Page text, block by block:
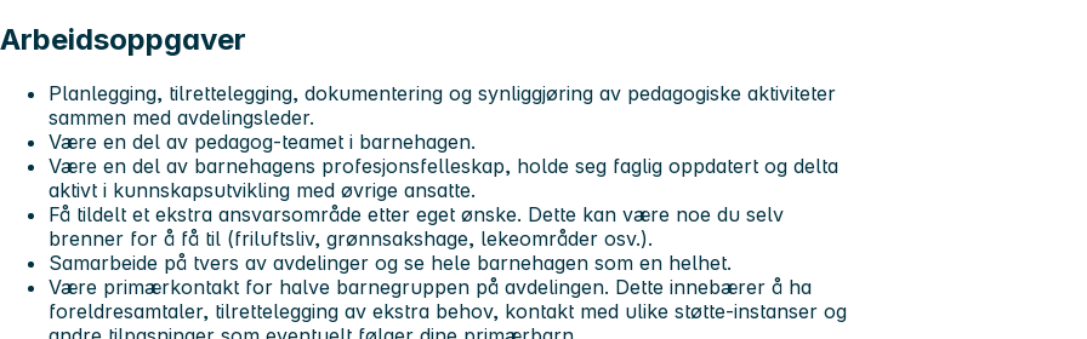
Arbeidsoppgaver
Planlegging, tilrettelegging, dokumentering og synliggjøring av pedagogiske aktiviteter
sammen med avdelingsleder.
Være en del av pedagog-teamet i barnehagen.
Være en del av barnehagens profesjonsfelleskap, holde seg faglig oppdatert og delta
aktivt i kunnskapsutvikling med øvrige ansatte.
Få tildelt et ekstra ansvarsområde etter eget ønske. Dette kan være noe du selv
brenner for å få til (friluftsliv, grønnsakshage, lekeområder osv.).
Samarbeide på tvers av avdelinger og se hele barnehagen som en helhet.
Være primærkontakt for halve barnegruppen på avdelingen. Dette innebærer å ha
foreldresamtaler, tilrettelegging av ekstra behov, kontakt med ulike støtte-instanser og